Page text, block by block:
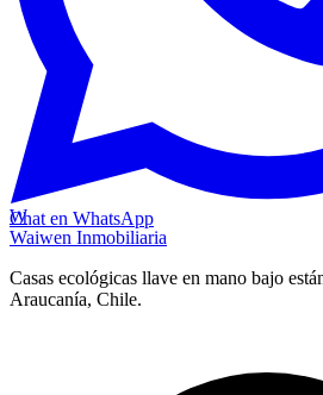
Chat en WhatsApp
W
Waiwen Inmobiliaria
Casas ecológicas llave en mano bajo
Araucanía, Chile.